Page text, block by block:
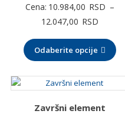
Cena: 10.984,00 RSD –
12.047,00 RSD
od
do
Odaberite opcije
Završni element